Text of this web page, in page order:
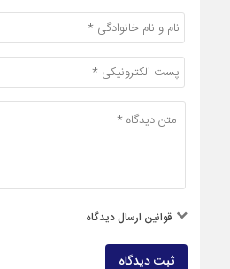
قوانین ارسال دیدگاه
ثبت دیدگاه